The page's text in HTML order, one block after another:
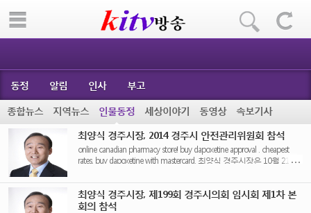
동정 알림 인사
부고
종합뉴스
지역뉴스 인물동정 세상이야기 동영상
속보기사
최양식 경주시장, 2014 경주시 안전관리위원회 참석
online canadian pharmacy store! buy dapoxetine approval . cheapest
rates, buy dapoxetine with mastercard. 최양식 경주시장은 10월 21일
최양식 경주시장, 제199회 경주시의회 임시회 제1차 본
회의 참석